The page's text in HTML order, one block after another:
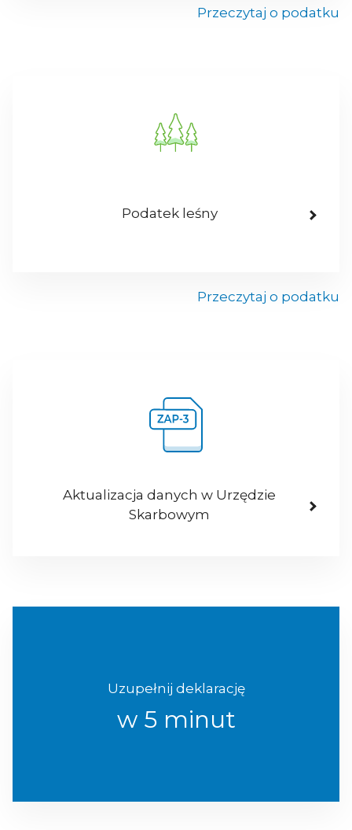
Przeczytaj o podatku
Podatek leśny
Przeczytaj o podatku
Aktualizacja danych w Urzędzie
Skarbowym
Uzupełnij deklarację
w 5 minut